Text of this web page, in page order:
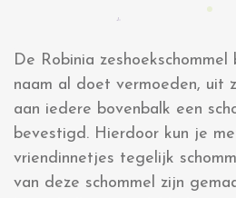
De Robinia
naam al doet vermoeden, uit
aan iedere bovenbalk een
bevestigd. Hierdoor kun je
vriendinnetjes tegelijk
van deze schommel zijn